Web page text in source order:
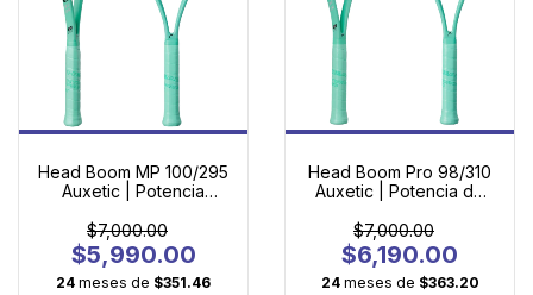
Head Boom MP 100/295
Auxetic | Potencia
Jugadores en
Evolución
$7,000.00
$5,990.00
24 meses de $351.46
Head Boom Pro 98/310
Auxetic | Potencia de
Milimétrico
$7,000.00
$6,190.00
24 meses de $363.20